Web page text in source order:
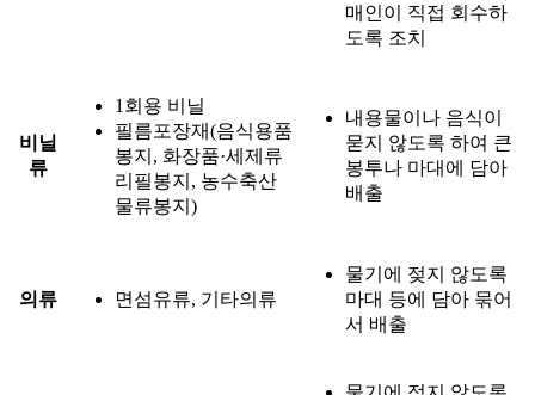
매인이 직접 회수하
도록 조치
비닐
류
1회용 비닐
필름포장재(음식용품
봉지, 화장품·세제류
리필봉지, 농수축산
물류봉지)
내용물이나 음식이
묻지 않도록 하여 큰
봉투나 마대에 담아
배출
의류 면섬유류, 기타의류
물기에 젖지 않도록
마대 등에 담아 묶어
서 배출